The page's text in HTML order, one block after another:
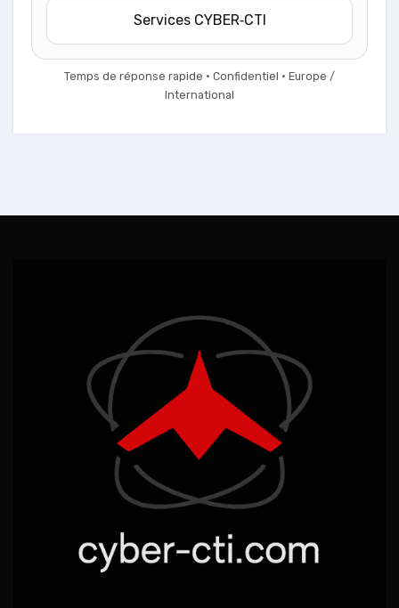
Services CYBER‑CTI
Temps de réponse rapide • Confidentiel • Europe /
International